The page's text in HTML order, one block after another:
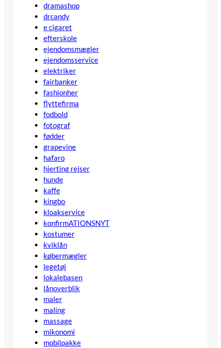
dramashop
drcandy
e cigaret
efterskole
ejendomsmægler
ejendomsservice
elektriker
fairbanker
fashionher
flyttefirma
fodbold
fotograf
fødder
grapevine
hafaro
hjerting rejser
hunde
kaffe
kingbo
kloakservice
konfirmATIONSNYT
kostumer
kviklån
købermægler
legetøj
lokalebasen
lånoverblik
maler
maling
massage
mikonomi
mobilpakke